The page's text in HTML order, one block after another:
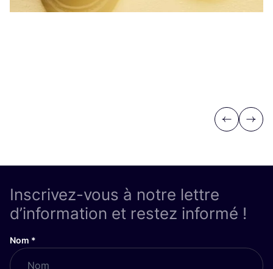
Previous
Next
Inscrivez-vous à notre lettre
d’information et restez informé !
Nom *